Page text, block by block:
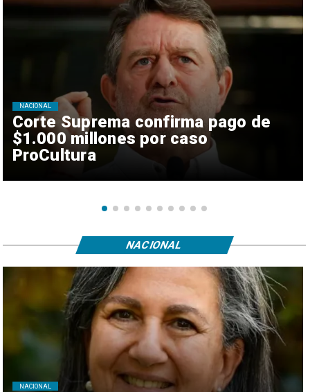
Corte Suprema confirma pago de
$1.000 millones por caso
ProCultura
NACIONAL
NACIONAL
NACIONAL